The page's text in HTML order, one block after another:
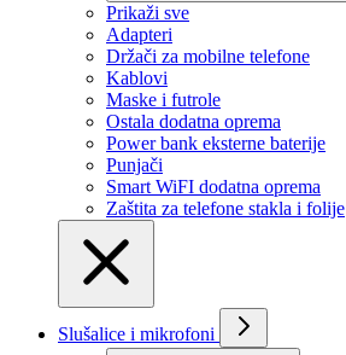
Prikaži svе
Adapteri
Držači za mobilne telefone
Kablovi
Maske i futrole
Ostala dodatna oprema
Power bank eksterne baterije
Punjači
Smart WiFI dodatna oprema
Zaštita za telefone stakla i folije
Slušalice i mikrofoni